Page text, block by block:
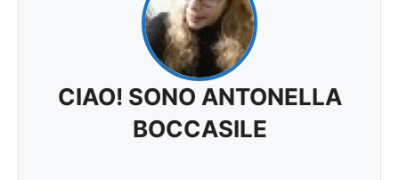
CIAO! SONO ANTONELLA
BOCCASILE